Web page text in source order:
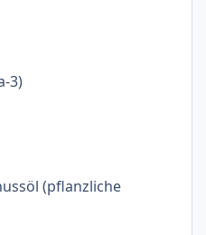
3): 32%
(pflanzliche